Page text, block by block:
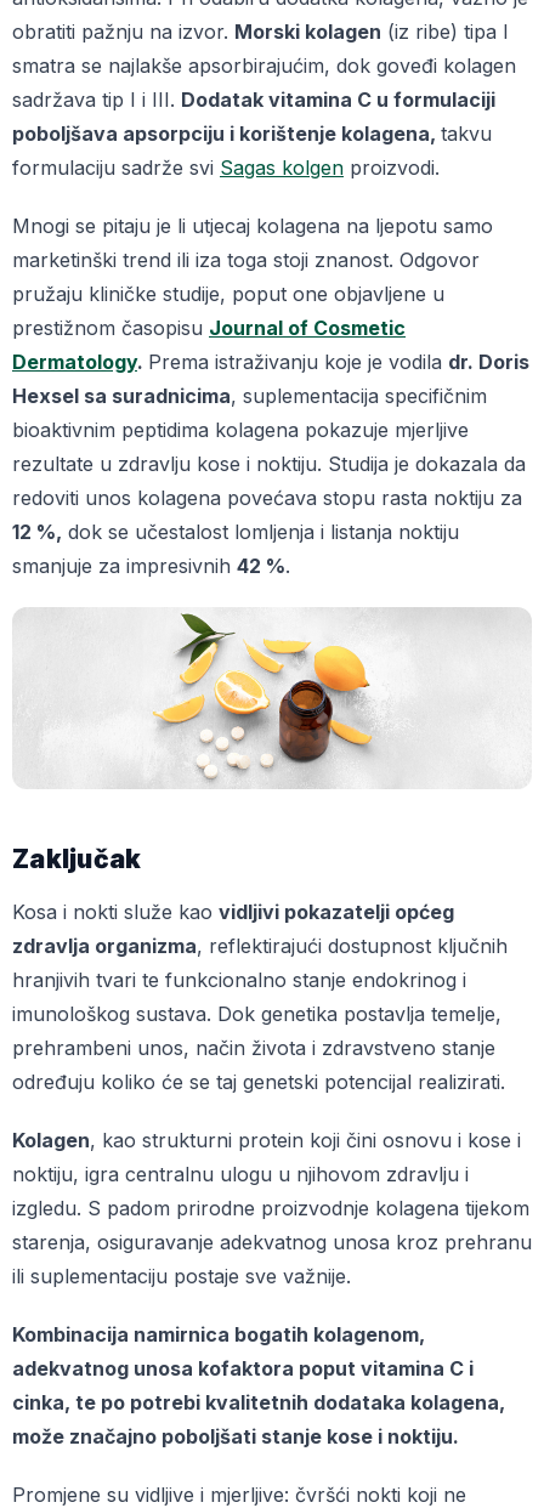
obratiti pažnju na izvor. Morski kolagen (iz ribe) tipa I
smatra se najlakše apsorbirajućim, dok goveđi kolagen
sadržava tip I i III. Dodatak vitamina C u formulaciji
poboljšava apsorpciju i korištenje kolagena, takvu
formulaciju sadrže svi Sagas kolgen proizvodi.
Mnogi se pitaju je li utjecaj kolagena na ljepotu samo
marketinški trend ili iza toga stoji znanost. Odgovor
pružaju kliničke studije, poput one objavljene u
prestižnom časopisu Journal of Cosmetic
Dermatology. Prema istraživanju koje je vodila dr. Doris
Hexsel sa suradnicima, suplementacija specifičnim
bioaktivnim peptidima kolagena pokazuje mjerljive
rezultate u zdravlju kose i noktiju. Studija je dokazala da
redoviti unos kolagena povećava stopu rasta noktiju za
12 %, dok se učestalost lomljenja i listanja noktiju
smanjuje za impresivnih 42 %.
Zaključak
Kosa i nokti služe kao vidljivi pokazatelji općeg
zdravlja organizma, reflektirajući dostupnost ključnih
hranjivih tvari te funkcionalno stanje endokrinog i
imunološkog sustava. Dok genetika postavlja temelje,
prehrambeni unos, način života i zdravstveno stanje
određuju koliko će se taj genetski potencijal realizirati.
Kolagen, kao strukturni protein koji čini osnovu i kose i
noktiju, igra centralnu ulogu u njihovom zdravlju i
izgledu. S padom prirodne proizvodnje kolagena tijekom
starenja, osiguravanje adekvatnog unosa kroz prehranu
ili suplementaciju postaje sve važnije.
Kombinacija namirnica bogatih kolagenom,
adekvatnog unosa kofaktora poput vitamina C i
cinka, te po potrebi kvalitetnih dodataka kolagena,
može značajno poboljšati stanje kose i noktiju.
Promjene su vidljive i mjerljive: čvršći nokti koji ne